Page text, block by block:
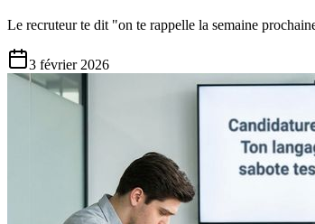
Le recruteur te dit "on te rappelle la semaine
3 février 2026